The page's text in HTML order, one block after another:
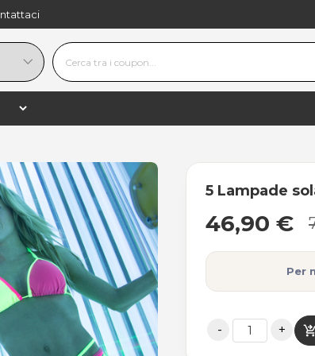
5 Lampade
46,90 €
Per
shopping_cart_checkout
46,90 €